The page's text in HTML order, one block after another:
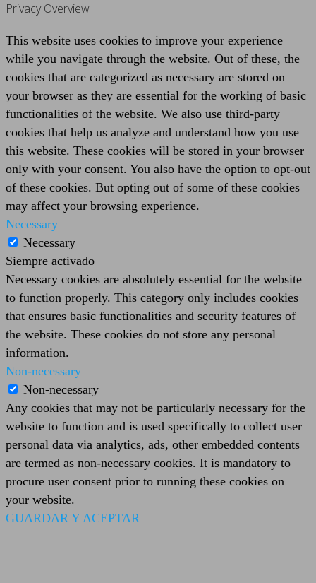
Privacy Overview
This website uses cookies to improve your experience
while you navigate through the website. Out of these, the
cookies that are categorized as necessary are stored on
your browser as they are essential for the working of basic
functionalities of the website. We also use third-party
cookies that help us analyze and understand how you use
this website. These cookies will be stored in your browser
only with your consent. You also have the option to opt-out
of these cookies. But opting out of some of these cookies
may affect your browsing experience.
Necessary
Necessary
Siempre activado
Necessary cookies are absolutely essential for the website
to function properly. This category only includes cookies
that ensures basic functionalities and security features of
the website. These cookies do not store any personal
information.
Non-necessary
Non-necessary
Any cookies that may not be particularly necessary for the
website to function and is used specifically to collect user
personal data via analytics, ads, other embedded contents
are termed as non-necessary cookies. It is mandatory to
procure user consent prior to running these cookies on
your website.
GUARDAR Y ACEPTAR